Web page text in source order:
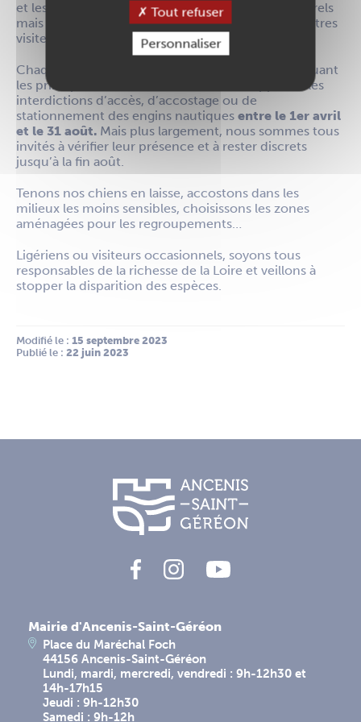
et les graviers pour se cacher des prédateurs naturels
mais malheureusement pas des promeneurs et autres
visiteurs.
Chaque année, des panneaux sont installés, indiquant
les principales zones de nidification et rappelant les
interdictions d’accès, d’accostage ou de
stationnement des engins nautiques entre le 1er avril
et le 31 août. Mais plus largement, nous sommes tous
invités à vérifier leur présence et à rester discrets
jusqu’à la fin août.
Tenons nos chiens en laisse, accostons dans les
milieux les moins sensibles, choisissons les zones
aménagées pour les regroupements…
Ligériens ou visiteurs occasionnels, soyons tous
responsables de la richesse de la Loire et veillons à
stopper la disparition des espèces.
Modifié le : 15 septembre 2023
Publié le : 22 juin 2023
Mairie d'Ancenis-Saint-Géréon
Place du Maréchal Foch
44156 Ancenis-Saint-Géréon
Lundi, mardi, mercredi, vendredi : 9h-12h30 et
14h-17h15
Jeudi : 9h-12h30
Samedi : 9h-12h
Tout refuser
Personnaliser